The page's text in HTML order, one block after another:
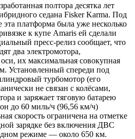
полтора десятка лет
седана Fisker Karma. Под
платформа была уже несколько
к купе Amaris ей сделали
пресс-релиз сообщает, что
два электромотора,
их максимальная совокупная
Установленный спереди под
турбомотор (его
не связан с колёсами,
и заряжает тяговую батарею
до 60 миль/ч (96,56 км/ч)
скорость ограничена на отметке
зарядке без включения ДВС
режиме — около 650 км.